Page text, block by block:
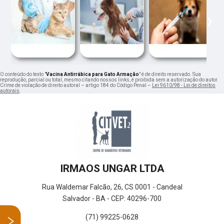
O conteúdo do texto "Vacina Antirrábica para Gato Armação" é de direito reservado. Sua
reprodução, parcial ou total, mesmo citando nossos links, é proibida sem a autorização do autor.
Crime de violação de direito autoral – artigo 184 do Código Penal – Lei 9610/98 - Lei de direitos
autorais.
IRMAOS UNGAR LTDA
Rua Waldemar Falcão, 26, CS 0001 - Candeal
Salvador - BA - CEP: 40296-700
(71) 99225-0628